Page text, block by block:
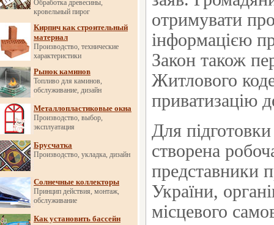
Обработка древесины,
кровельный пирог
Кирпич как строительный
материал
Производство, технические
характеристики
Рынок каминов
Топливо для каминов,
обслуживание, дизайн
Металлопластиковые окна
Производство, выбор,
эксплуатация
Брусчатка
Производство, укладка, дизайн
Солнечные коллекторы
Принцип действия, монтаж,
обслуживание
Как установить бассейн
отримувати
інформацією
Закон також
Житлового
приватизацію
Для
створена
представники
України,
місцевого